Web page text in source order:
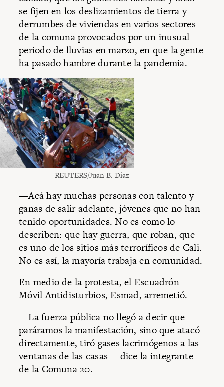
se fijen en los deslizamientos de tierra y
derrumbes de viviendas en varios sectores
de la comuna provocados por un inusual
periodo de lluvias en marzo, en que la gente
ha pasado hambre durante la pandemia.
REUTERS/Juan B. Diaz
—Acá hay muchas personas con talento y
ganas de salir adelante, jóvenes que no han
tenido oportunidades. No es como lo
describen: que hay guerra, que roban, que
es uno de los sitios más terroríficos de Cali.
No es así, la mayoría trabaja en comunidad.
En medio de la protesta, el Escuadrón
Móvil Antidisturbios, Esmad, arremetió.
—La fuerza pública no llegó a decir que
paráramos la manifestación, sino que atacó
directamente, tiró gases lacrimógenos a las
ventanas de las casas —dice la integrante
de la Comuna 20.